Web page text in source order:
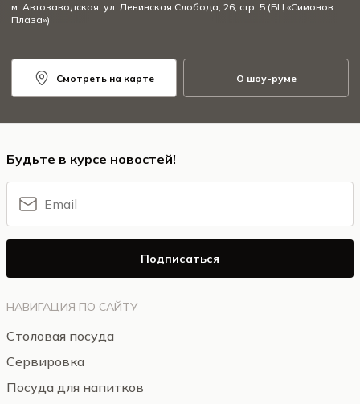
м. Автозаводская, ул. Ленинская Слобода, 26, стр. 5 (БЦ «Симонов
Плаза»)
Смотреть на карте О шоу-руме
НАВИГАЦИЯ ПО САЙТУ
Столовая посуда
Сервировка
Посуда для напитков
Будьте в курсе новостей!
Подписаться